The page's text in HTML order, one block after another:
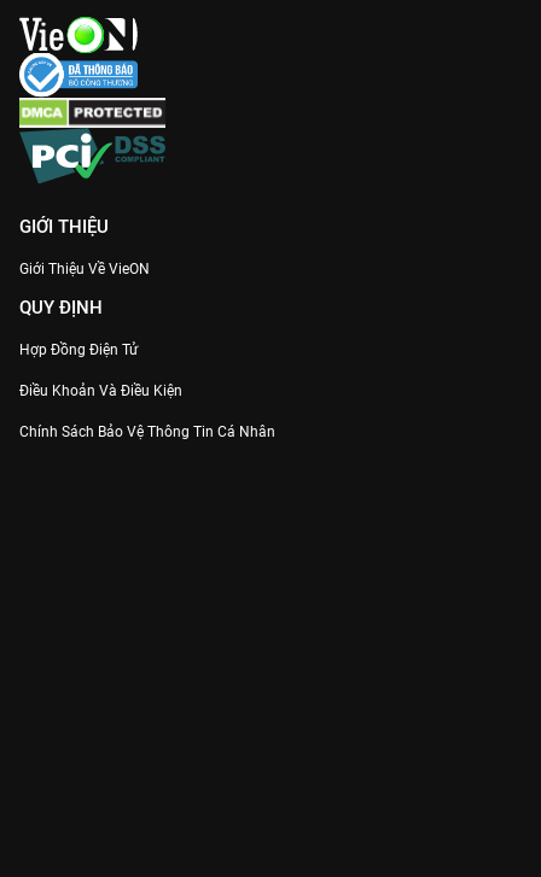
GIỚI THIỆU
Giới Thiệu Về VieON
QUY ĐỊNH
Hợp Đồng Điện Tử
Điều Khoản Và Điều Kiện
Chính Sách Bảo Vệ Thông Tin Cá Nhân